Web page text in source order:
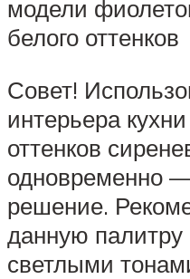
модели
белого оттенков
Совет!
интерьера
оттенков
одновременно
решение.
данную
светлыми